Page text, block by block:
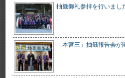
抽籤御礼参拝を行いまし
「本宮三」抽籤報告会が